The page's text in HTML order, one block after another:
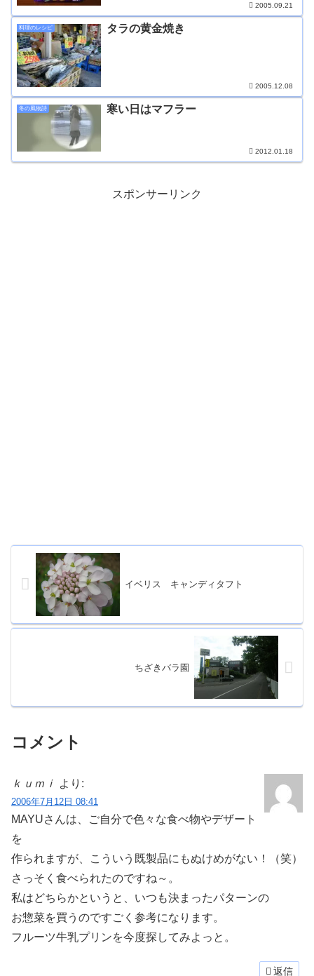
2005.09.21
料理のレシピ タラの黄金焼き
2005.12.08
冬の風物詩 寒い日はマフラー
2012.01.18
スポンサーリンク
イベリス キャンディタフト
ちざきバラ園
コメント
ｋｕｍｉ より:
2006年7月12日 08:41
MAYUさんは、ご自分で色々な食べ物やデザート
を
作られますが、こういう既製品にもぬけめがない！（笑）
さっそく食べられたのですね～。
私はどちらかというと、いつも決まったパターンの
お惣菜を買うのですごく参考になります。
フルーツ牛乳プリンを今度探してみよっと。
返信